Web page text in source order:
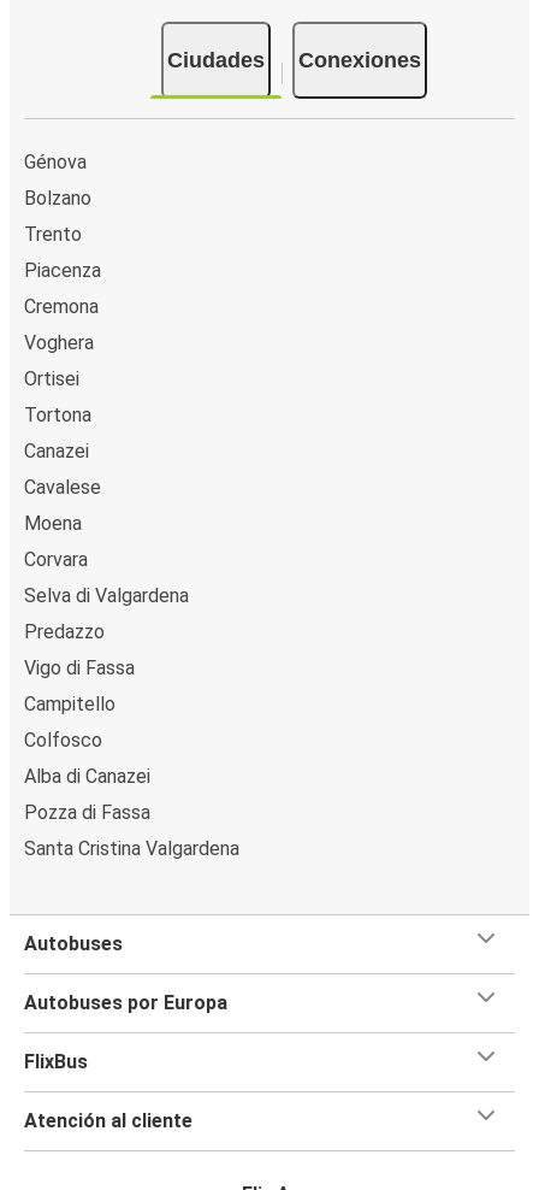
Ciudades Conexiones
Génova
Bolzano
Trento
Piacenza
Cremona
Voghera
Ortisei
Tortona
Canazei
Cavalese
Moena
Corvara
Selva di Valgardena
Predazzo
Vigo di Fassa
Campitello
Colfosco
Alba di Canazei
Pozza di Fassa
Santa Cristina Valgardena
Autobuses
Autobuses por Europa
FlixBus
Atención al cliente